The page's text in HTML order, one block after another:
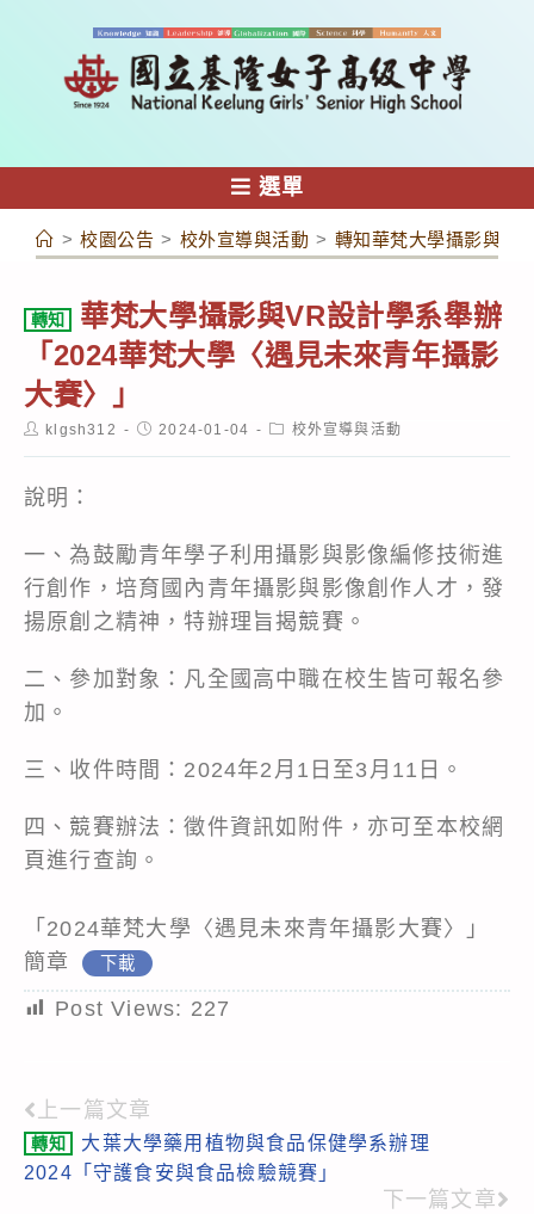
容
選單
> 校園公告 > 校外宣導與活動 > 轉知華梵大學攝影與
轉知
華梵大學攝影與VR設計學系舉辦
「2024華梵大學〈遇見未來青年攝影
大賽〉」
Postklgsh312
Post2024-01-04
Post校外宣導與活動
說明：
一、為鼓勵青年學子利用攝影與影像編修技術進
行創作，培育國內青年攝影與影像創作人才，發
揚原創之精神，特辦理旨揭競賽。
二、參加對象：凡全國高中職在校生皆可報名參
加。
三、收件時間：2024年2月1日至3月11日。
四、競賽辦法：徵件資訊如附件，亦可至本校網
頁進行查詢。
「2024華梵大學〈遇見未來青年攝影大賽〉」
簡章
下載
Post Views: 227
Read
more
上一篇文章
轉知
大葉大學藥用植物與食品保健學系辦理
2024「守護食安與食品檢驗競賽」
下一篇文章